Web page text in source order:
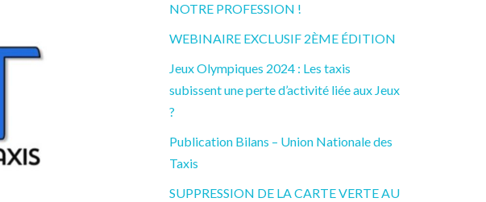
NOTRE PROFESSION !
WEBINAIRE EXCLUSIF 2ÈME ÉDITION
Jeux Olympiques 2024 : Les taxis
subissent une perte d’activité liée aux Jeux
?
Publication Bilans – Union Nationale des
Taxis
SUPPRESSION DE LA CARTE VERTE AU